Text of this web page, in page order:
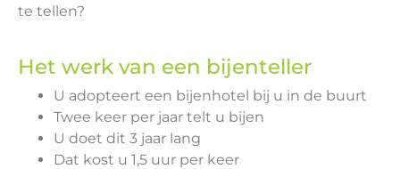
te tellen?
Het werk van een bijenteller
U adopteert een bijenhotel bij u in de buurt
Twee keer per jaar telt u bijen
U doet dit 3 jaar lang
Dat kost u 1,5 uur per keer